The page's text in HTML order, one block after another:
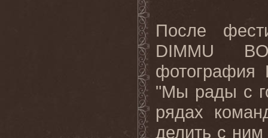
После
DIMMU
фотография
"Мы рады с
рядах
делить с